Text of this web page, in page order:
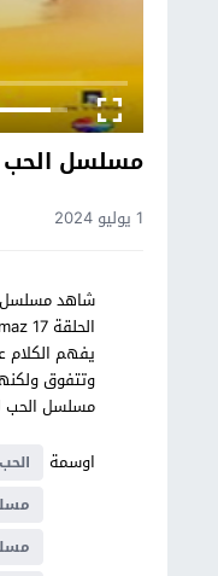
مسلسل الحب لا
1 يوليو 2024
يفهم
وتتفوق
مسلسل الحب
اوسمة
الحب